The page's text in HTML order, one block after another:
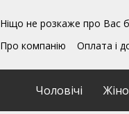
Ніщо не розкаже про Вас
Про компанію
Оплата і
Угода користувача
Чоловічі